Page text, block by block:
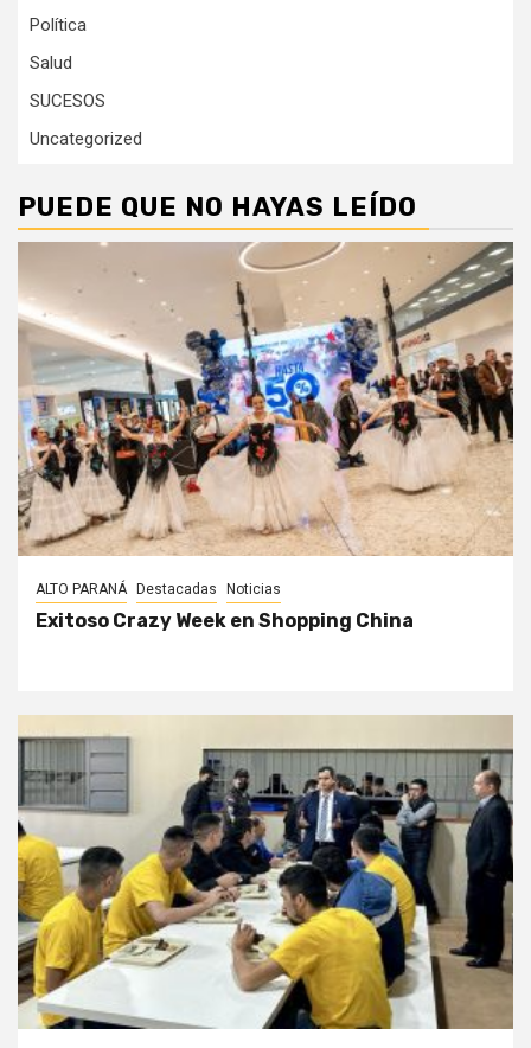
Política
Salud
SUCESOS
Uncategorized
PUEDE QUE NO HAYAS LEÍDO
ALTO PARANÁ Destacadas Noticias
Exitoso Crazy Week en Shopping China